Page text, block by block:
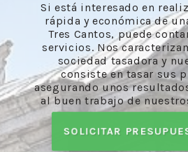
Si está interesado en
rápida y económica de
Tres Cantos, puede
servicios. Nos
sociedad tasadora y
consiste en tasar sus
asegurando unos
al buen trabajo de
SOLICITAR